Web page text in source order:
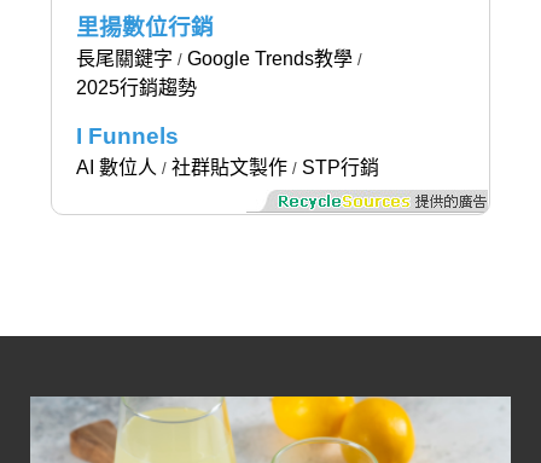
里揚數位行銷
長尾關鍵字 / Google Trends教學/
2025行銷趨勢
I Funnels
AI 數位人 / 社群貼文製作/ STP行銷